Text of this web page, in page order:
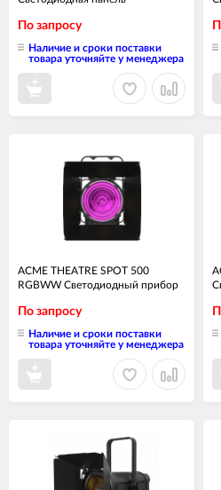
По запросу
Наличие и сроки поставки
товара уточняйте у менеджера
ACME THEATRE SPOT 500
RGBWW Светодиодный прибор
По запросу
Наличие и сроки поставки
товара уточняйте у менеджера